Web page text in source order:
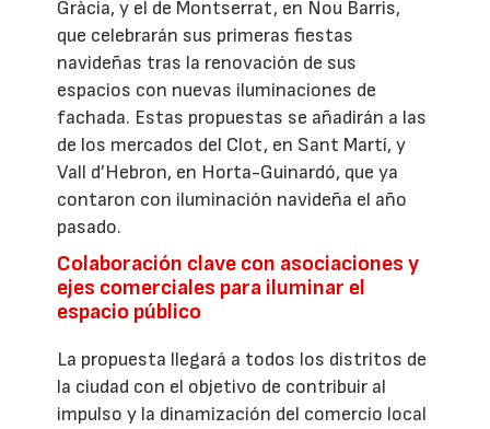
Gràcia, y el de Montserrat, en Nou Barris,
que celebrarán sus primeras fiestas
navideñas tras la renovación de sus
espacios con nuevas iluminaciones de
fachada. Estas propuestas se añadirán a las
de los mercados del Clot, en Sant Martí, y
Vall d’Hebron, en Horta-Guinardó, que ya
contaron con iluminación navideña el año
pasado.
Colaboración clave con asociaciones y
ejes comerciales para iluminar el
espacio público
La propuesta llegará a todos los distritos de
la ciudad con el objetivo de contribuir al
impulso y la dinamización del comercio local